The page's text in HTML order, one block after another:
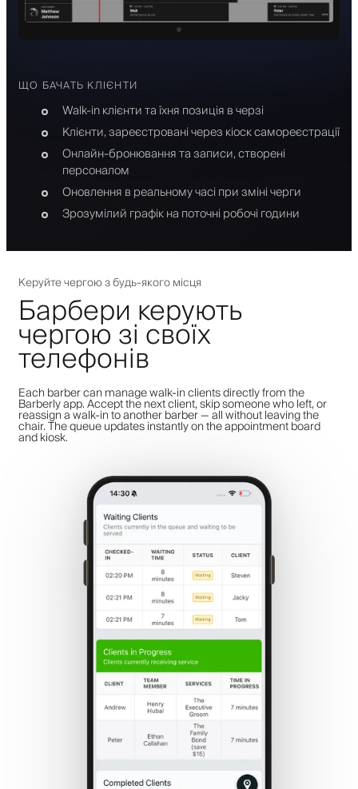
ЩО БАЧАТЬ КЛІЄНТИ
Walk-in клієнти та їхня позиція в черзі
Клієнти, зареєстровані через кіоск самореєстрації
Онлайн-бронювання та записи, створені
персоналом
Оновлення в реальному часі при зміні черги
Зрозумілий графік на поточні робочі години
Керуйте чергою з будь-якого місця
Барбери керують
чергою зі своїх
телефонів
Each barber can manage walk-in clients directly from the
Barberly app. Accept the next client, skip someone who left, or
reassign a walk-in to another barber — all without leaving the
chair. The queue updates instantly on the appointment board
and kiosk.